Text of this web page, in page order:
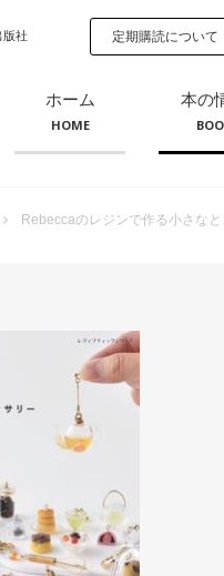
版社 定期購読について
ホーム
HOME
本の
Rebeccaのレジンで作る小さな